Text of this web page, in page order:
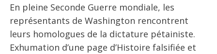
En pleine Seconde Guerre mondiale, les
représentants de Washington rencontrent
leurs homologues de la dictature pétainiste.
Exhumation d’une page d’Histoire falsifiée et